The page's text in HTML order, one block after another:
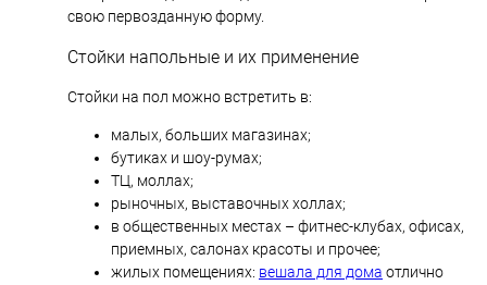
свою первозданную форму.
Стойки напольные и их применение
Стойки на пол можно встретить в:
малых, больших магазинах;
бутиках и шоу-румах;
ТЦ, моллах;
рыночных, выставочных холлах;
в общественных местах – фитнес-клубах, офисах,
приемных, салонах красоты и прочее;
жилых помещениях: вешала для дома отлично